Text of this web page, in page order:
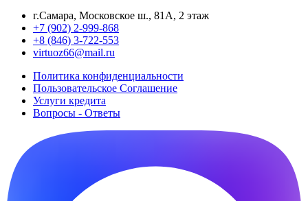
г.Самара, Московское ш., 81А, 2 этаж
+7 (902) 2-999-868
+8 (846) 3-722-553
virtuoz66@mail.ru
Политика конфиденциальности
Пользовательское Cоглашение
Услуги кредита
Вопросы - Ответы